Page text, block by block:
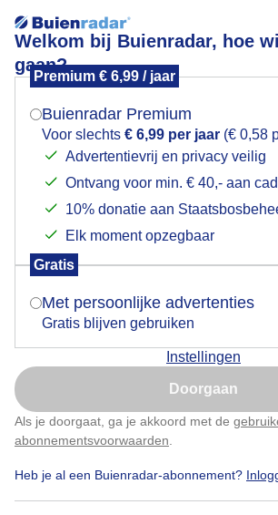
Welkom bij Buienradar, hoe
gaan?
Premium € 6,99 / jaar
Buienradar Premium
Voor slechts € 6,99 per jaar (€ 0,58
Advertentievrij en privacy veilig
Ontvang voor min. € 40,- aan
10% donatie aan
Elk moment opzegbaar
Gratis
Met persoonlijke advertenties
Gratis blijven gebruiken
Instellingen
Doorgaan
Als je doorgaat, ga je akkoord met de
abonnementsvoorwaarden
Heb je al een Buienradar-abonnement?
Zwaan altijd nieuwsgierig
In Beverwijk vandaag deze mooie
Door: Jos Hendriks Gemaakt: 09-02-2026, 24x
Winter Wolken Dieren
Mogen we je locatie
Indien je hier nog geen akkoord op
verschijnt er zo een pop-up uit je
Is goed, toon de
Nu niet, misschien
Klik hierom dit aan te